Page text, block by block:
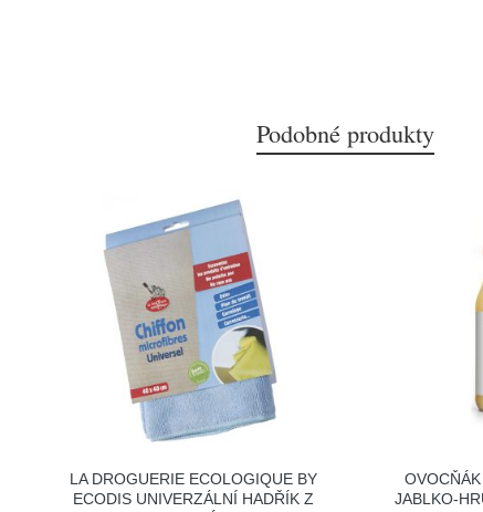
Podobné produkty
LA DROGUERIE ECOLOGIQUE BY
ECODIS UNIVERZÁLNÍ HADŘÍK Z
JABLKO-